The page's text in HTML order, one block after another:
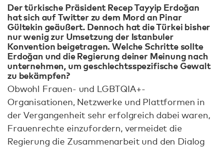
Der türkische Präsident Recep Tayyip Erdoğan
hat sich auf Twitter zu dem Mord an Pinar
Gültekin geäußert. Dennoch hat die Türkei bisher
nur wenig zur Umsetzung der Istanbuler
Konvention beigetragen. Welche Schritte sollte
Erdoğan und die Regierung deiner Meinung nach
unternehmen, um geschlechtsspezifische Gewalt
zu bekämpfen?
Obwohl Frauen- und LGBTQIA+-
Organisationen, Netzwerke und Plattformen in
der Vergangenheit sehr erfolgreich dabei waren,
Frauenrechte einzufordern, vermeidet die
Regierung die Zusammenarbeit und den Dialog